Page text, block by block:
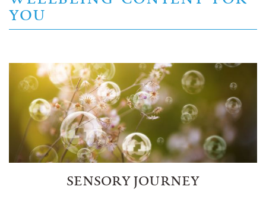
YOU
SENSORY JOURNEY